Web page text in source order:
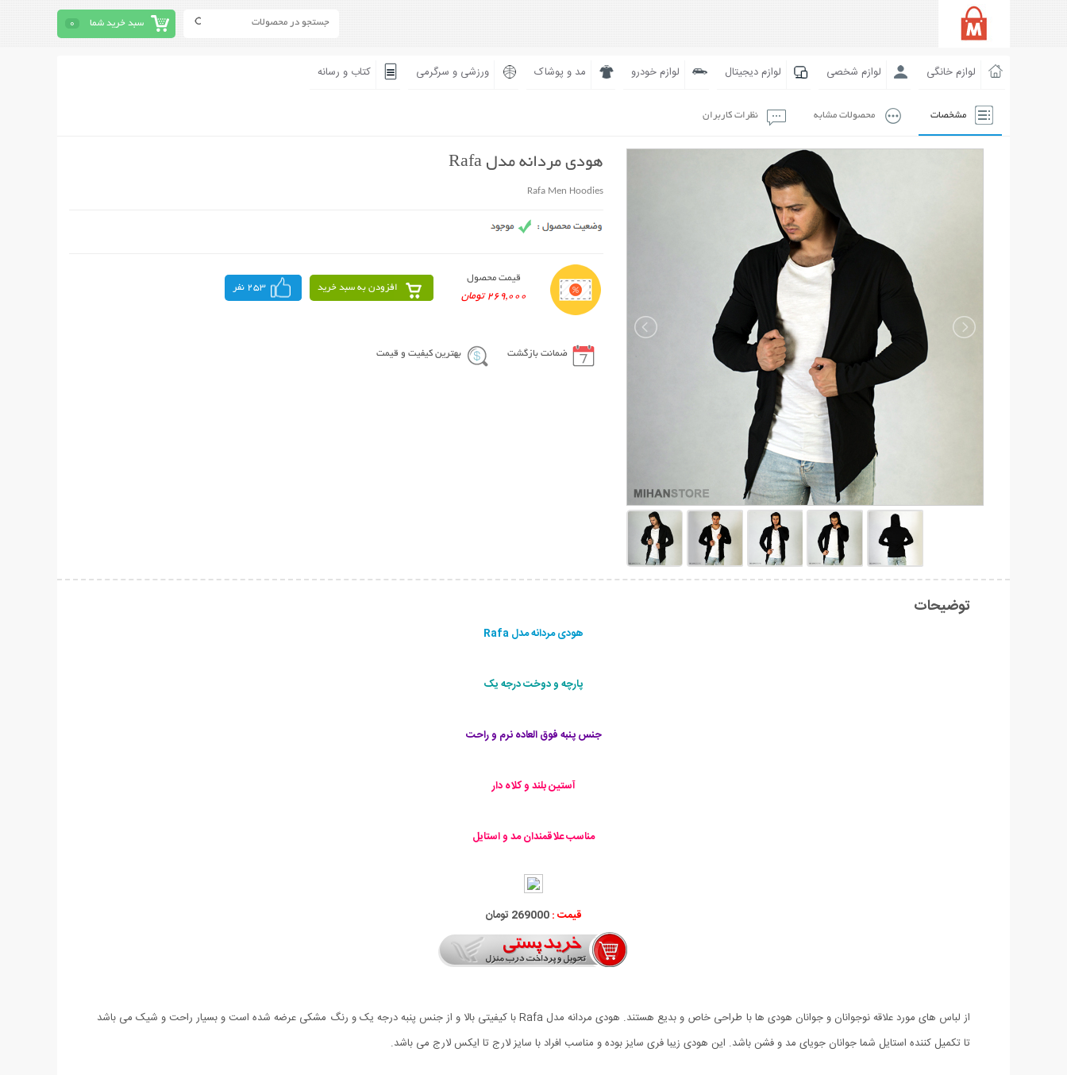
سبد خرید شما 0
لوازم خانگی لوازم شخصی لوازم دیجیتال لوازم خودرو مد و پوشاک ورزشی و سرگرمی کتاب و رسانه
مشخصات محصولات مشابه نظرات کاربران
هودی مردانه مدل Rafa
Rafa Men Hoodies
قیمت محصول
269,000 تومان
افزودن به سبد خرید 253 نفر
ضمانت بازگشت بهترین کیفیت و قیمت
توضیحات
هودی مردانه مدل Rafa
پارچه و دوخت درجه یک
جنس پنبه فوق العاده نرم و راحت
آستین بلند و کلاه دار
مناسب علاقمندان مد و استایل
قیمت :269000 تومان
از لباس های مورد علاقه نوجوانان و جوانان هودی ها با طراحی خاص و بدیع هستند. هودی مردانه مدل Rafa با کیفیتی بالا و از جنس پنبه درجه یک و رنگ مشکی عرضه شده است و بسیار راحت و شیک می باشد
تا تکمیل کننده استایل شما جوانان جویای مد و فشن باشد. این هودی زیبا فری سایز بوده و مناسب افراد با سایز لارج تا ایکس لارج می باشد.